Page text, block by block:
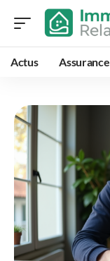
Actus Assurance